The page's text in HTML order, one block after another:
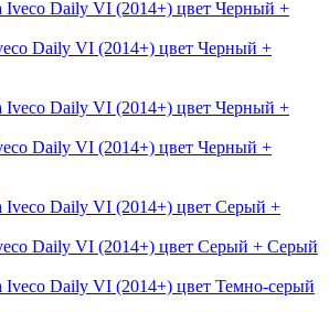
Daily VI (2014+) цвет Черный +
Daily VI (2014+) цвет Черный +
Daily VI (2014+) цвет Серый + Серый